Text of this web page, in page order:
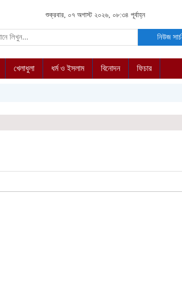
শুক্রবার, ০৭ অগাস্ট ২০২৬, ০৮:৩৪ পূর্বাহ্ন
নিউজ সার্চ
খেলাধুলা ধর্ম ও ইসলাম বিনোদন ফিচার